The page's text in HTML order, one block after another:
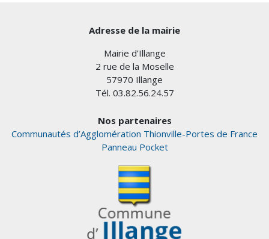
Adresse de la mairie
Mairie d’Illange
2 rue de la Moselle
57970 Illange
Tél. 03.82.56.24.57
Nos partenaires
Communautés d’Agglomération Thionville-Portes de France
Panneau Pocket